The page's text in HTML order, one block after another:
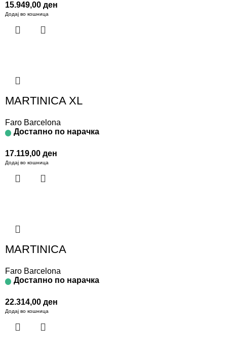
15.949,00 ден
Додај во кошница
MARTINICA XL
Faro Barcelona
Достапно по нарачка
17.119,00 ден
Додај во кошница
MARTINICA
Faro Barcelona
Достапно по нарачка
22.314,00 ден
Додај во кошница